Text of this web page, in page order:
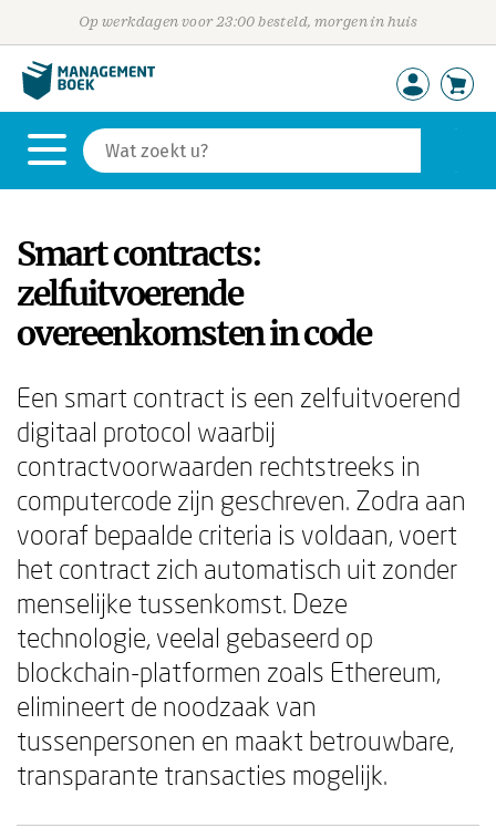
Op werkdagen voor 23:00 besteld, morgen in huis
Smart contracts:
zelfuitvoerende
overeenkomsten in code
Een smart contract is een zelfuitvoerend
digitaal protocol waarbij
contractvoorwaarden rechtstreeks in
computercode zijn geschreven. Zodra aan
vooraf bepaalde criteria is voldaan, voert
het contract zich automatisch uit zonder
menselijke tussenkomst. Deze
technologie, veelal gebaseerd op
blockchain-platformen zoals Ethereum,
elimineert de noodzaak van
tussenpersonen en maakt betrouwbare,
transparante transacties mogelijk.